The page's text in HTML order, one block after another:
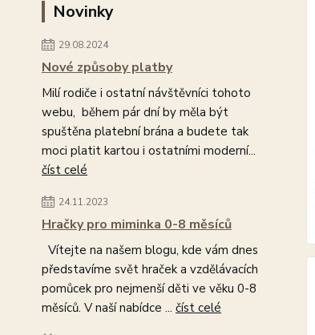
Novinky
29.08.2024
Nové způsoby platby
Milí rodiče i ostatní návštěvníci tohoto
webu, během pár dní by měla být
spuštěna platební brána a budete tak
moci platit kartou i ostatními moderní...
číst celé
24.11.2023
Hračky pro miminka 0-8 měsíců
Vítejte na našem blogu, kde vám dnes
představíme svět hraček a vzdělávacích
pomůcek pro nejmenší děti ve věku 0-8
měsíců. V naší nabídce ... číst celé